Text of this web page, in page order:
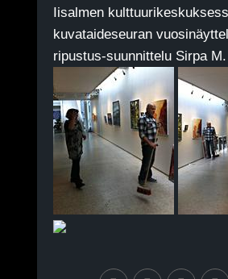
Iisalmen
kuvataideseuran
ripustus-suunnittelu Sirpa M.